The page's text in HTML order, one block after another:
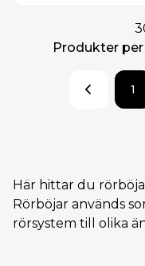
Produkter
1
Här hittar du
Rörböjar används
rörsystem till olika